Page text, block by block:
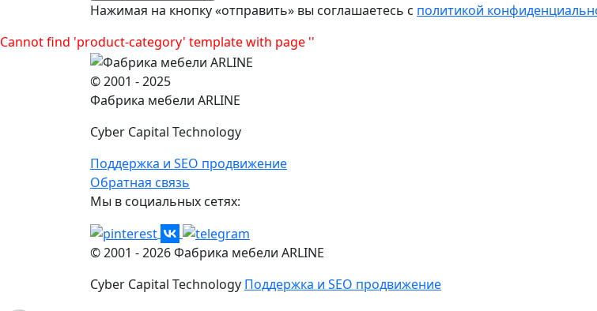
Нажимая на кнопку «отправить» вы соглашаетесь с политикой
Cannot find 'product-category' template with page ''
© 2001 - 2025
Фабрика мебели ARLINE
Cyber Capital Technology
Поддержка и SEO продвижение
Обратная связь
Мы в социальных сетях:
© 2001 -2026Фабрика мебели ARLINE
Cyber Capital Technology Поддержка и SEO продвижение